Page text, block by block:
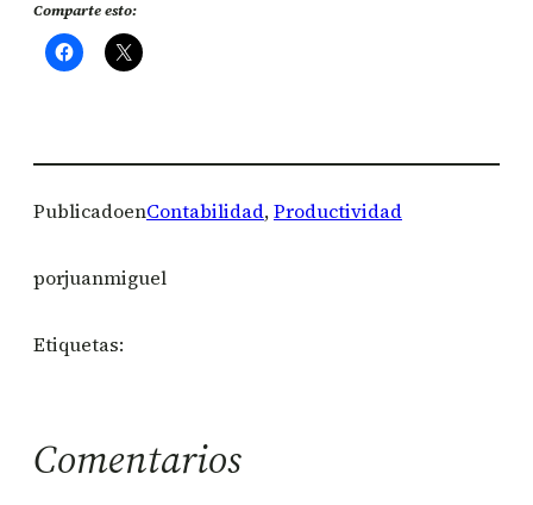
Comparte esto:
PublicadoenContabilidad, Productividad
porjuanmiguel
Etiquetas:
Comentarios